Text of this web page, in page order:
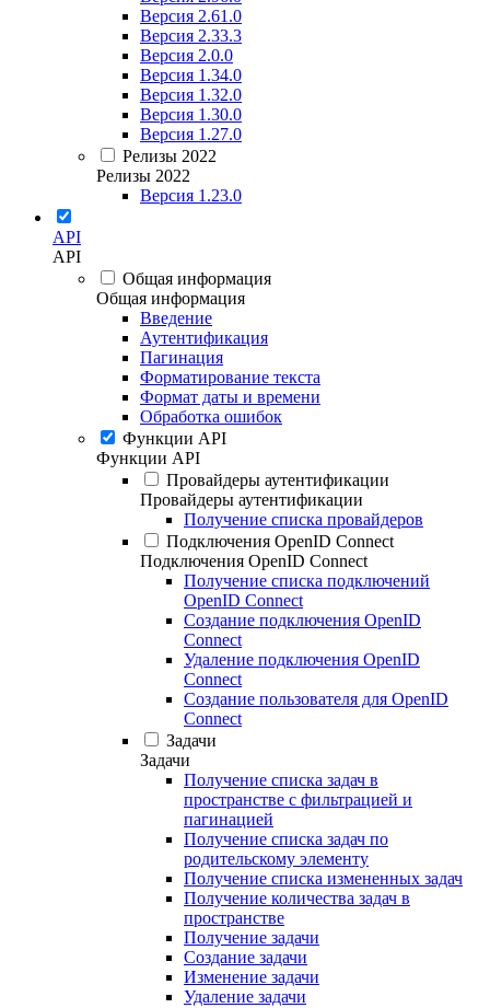
Версия 2.61.0
Версия 2.33.3
Версия 2.0.0
Версия 1.34.0
Версия 1.32.0
Версия 1.30.0
Версия 1.27.0
Релизы 2022
Релизы 2022
Версия 1.23.0
API
API
Общая информация
Общая информация
Введение
Аутентификация
Пагинация
Форматирование текста
Формат даты и времени
Обработка ошибок
Функции API
Функции API
Провайдеры аутентификации
Провайдеры аутентификации
Получение списка провайдеров
Подключения OpenID Connect
Подключения OpenID Connect
Получение списка подключений
OpenID Connect
Создание подключения OpenID
Connect
Удаление подключения OpenID
Connect
Создание пользователя для OpenID
Connect
Задачи
Задачи
Получение списка задач в
пространстве с фильтрацией и
пагинацией
Получение списка задач по
родительскому элементу
Получение списка измененных задач
Получение количества задач в
пространстве
Получение задачи
Создание задачи
Изменение задачи
Удаление задачи